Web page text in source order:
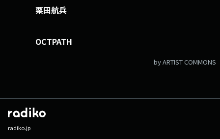
栗田航兵
OCTPATH
by ARTIST COMMONS
radiko.jp